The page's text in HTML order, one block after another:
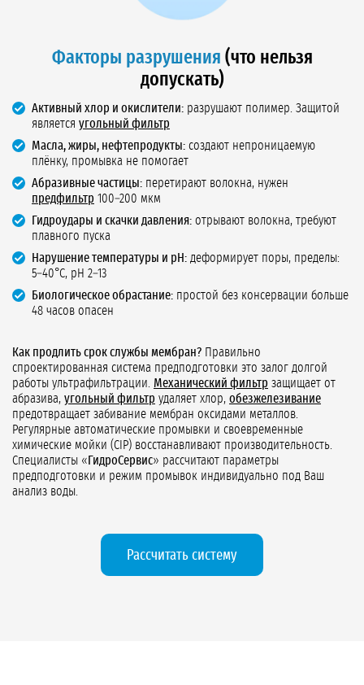
Факторы разрушения (что нельзя
допускать)
Активный хлор и окислители: разрушают полимер. Защитой
является угольный фильтр
Масла, жиры, нефтепродукты: создают непроницаемую
плёнку, промывка не помогает
Абразивные частицы: перетирают волокна, нужен
предфильтр 100–200 мкм
Гидроудары и скачки давления: отрывают волокна, требуют
плавного пуска
Нарушение температуры и pH: деформирует поры, пределы:
5–40°C, pH 2–13
Биологическое обрастание: простой без консервации больше
48 часов опасен
Как продлить срок службы мембран? Правильно
спроектированная система предподготовки это залог долгой
работы ультрафильтрации. Механический фильтр защищает от
абразива, угольный фильтр удаляет хлор, обезжелезивание
предотвращает забивание мембран оксидами металлов.
Регулярные автоматические промывки и своевременные
химические мойки (CIP) восстанавливают производительность.
Специалисты «ГидроСервис» рассчитают параметры
предподготовки и режим промывок индивидуально под Ваш
анализ воды.
Рассчитать систему